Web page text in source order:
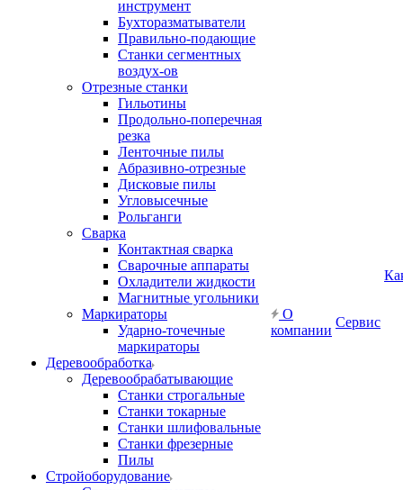
инструмент
Бухторазматыватели
Правильно-подающие
Станки сегментных
воздух-ов
Отрезные станки
Гильотины
Продольно-поперечная
резка
Ленточные пилы
Абразивно-отрезные
Дисковые пилы
Угловысечные
Рольганги
Сварка
Контактная сварка
Сварочные аппараты
Охладители жидкости
Магнитные угольники
Маркираторы
Ударно-точечные
маркираторы
Деревообработка
Деревообрабатывающие
Станки строгальные
Станки токарные
Станки шлифовальные
Станки фрезерные
Пилы
Стройоборудование
О
компании
Сервис